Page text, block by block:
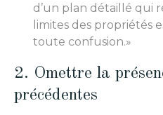
d’un plan détaillé qui
limites des propriétés
toute confusion.»
2. Omettre la
précédentes